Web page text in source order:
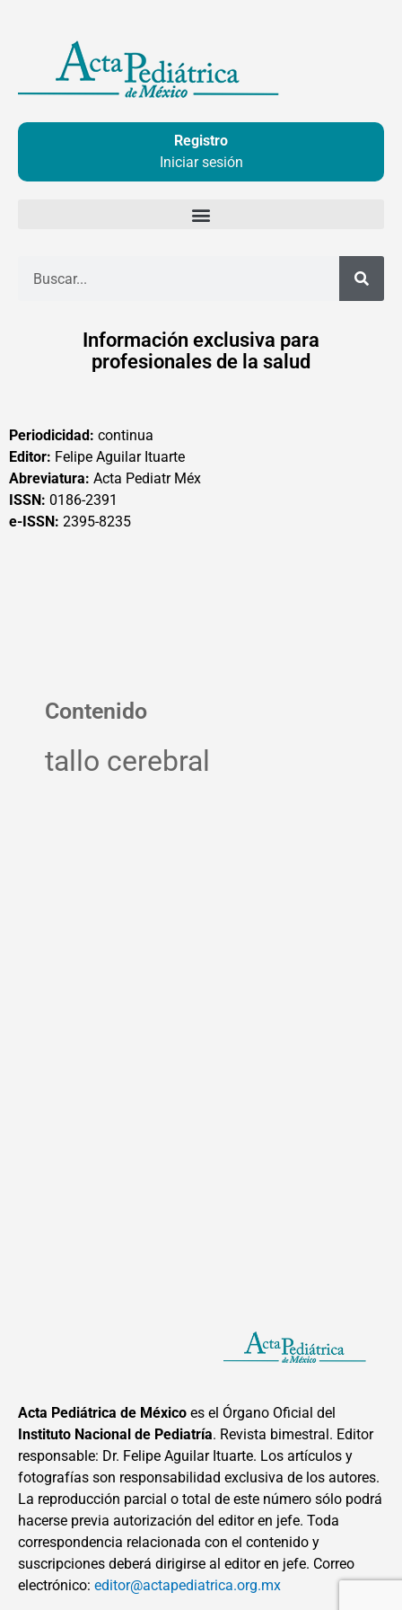
contenido
Registro
Iniciar sesión
Información exclusiva para
profesionales de la salud
Periodicidad: continua
Editor: Felipe Aguilar Ituarte
Abreviatura: Acta Pediatr Méx
ISSN: 0186-2391
e-ISSN: 2395-8235
Contenido
tallo cerebral
Acta Pediátrica de México es el Órgano Oficial del
Instituto Nacional de Pediatría. Revista bimestral. Editor
responsable: Dr. Felipe Aguilar Ituarte. Los artículos y
fotografías son responsabilidad exclusiva de los autores.
La reproducción parcial o total de este número sólo podrá
hacerse previa autorización del editor en jefe. Toda
correspondencia relacionada con el contenido y
suscripciones deberá dirigirse al editor en jefe. Correo
electrónico: editor@actapediatrica.org.mx